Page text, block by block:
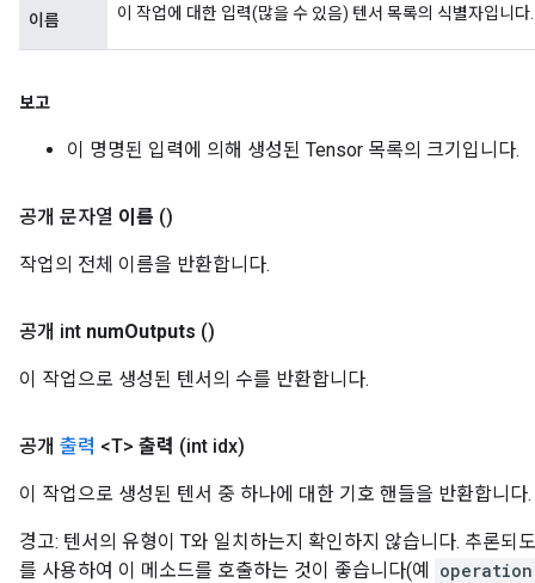
이름 이 작업에 대한 입력(많을 수 있음) 텐서 목록의 식별자입니다.
보고
이 명명된 입력에 의해 생성된 Tensor 목록의 크기입니다.
공개 문자열 이름 ()
작업의 전체 이름을 반환합니다.
공개 int numOutputs ()
이 작업으로 생성된 텐서의 수를 반환합니다.
공개 출력 <T> 출력 (int idx)
이 작업으로 생성된 텐서 중 하나에 대한 기호 핸들을 반환합니다.
경고: 텐서의 유형이 T와 일치하는지 확인하지 않습니다. 추론되
를 사용하여 이 메소드를 호출하는 것이 좋습니다(예